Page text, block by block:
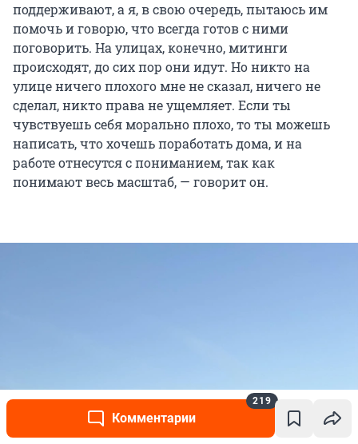
Комментарии
219
поддерживают, а я, в свою очередь, пытаюсь им
помочь и говорю, что всегда готов с ними
поговорить. На улицах, конечно, митинги
происходят, до сих пор они идут. Но никто на
улице ничего плохого мне не сказал, ничего не
сделал, никто права не ущемляет. Если ты
чувствуешь себя морально плохо, то ты можешь
написать, что хочешь поработать дома, и на
работе отнесутся с пониманием, так как
понимают весь масштаб, — говорит он.